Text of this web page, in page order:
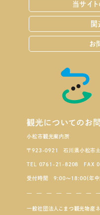
当サイ
関
お
観光についてのお
小松市観光案内所
〒923-0921 石川県小松市
TEL 0761-21-8208 FAX
受付時間 9:00～18:00（年中
一般社団法人こまつ観光物産ネ